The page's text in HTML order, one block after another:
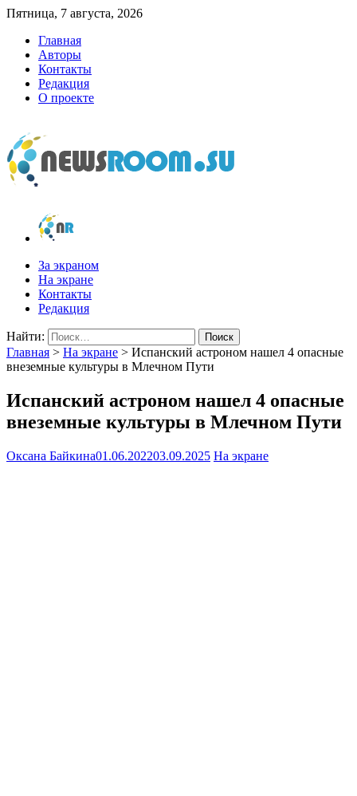
Пятница, 7 августа, 2026
Главная
Авторы
Контакты
Редакция
О проекте
newsroom.su
Новости о новостях
За экраном
На экране
Контакты
Редакция
Найти:
Главная > На экране > Испанский астроном нашел 4 опасные
внеземные культуры в Млечном Пути
Испанский астроном нашел 4 опасные
внеземные культуры в Млечном Пути
Оксана Байкина01.06.202203.09.2025 На экране